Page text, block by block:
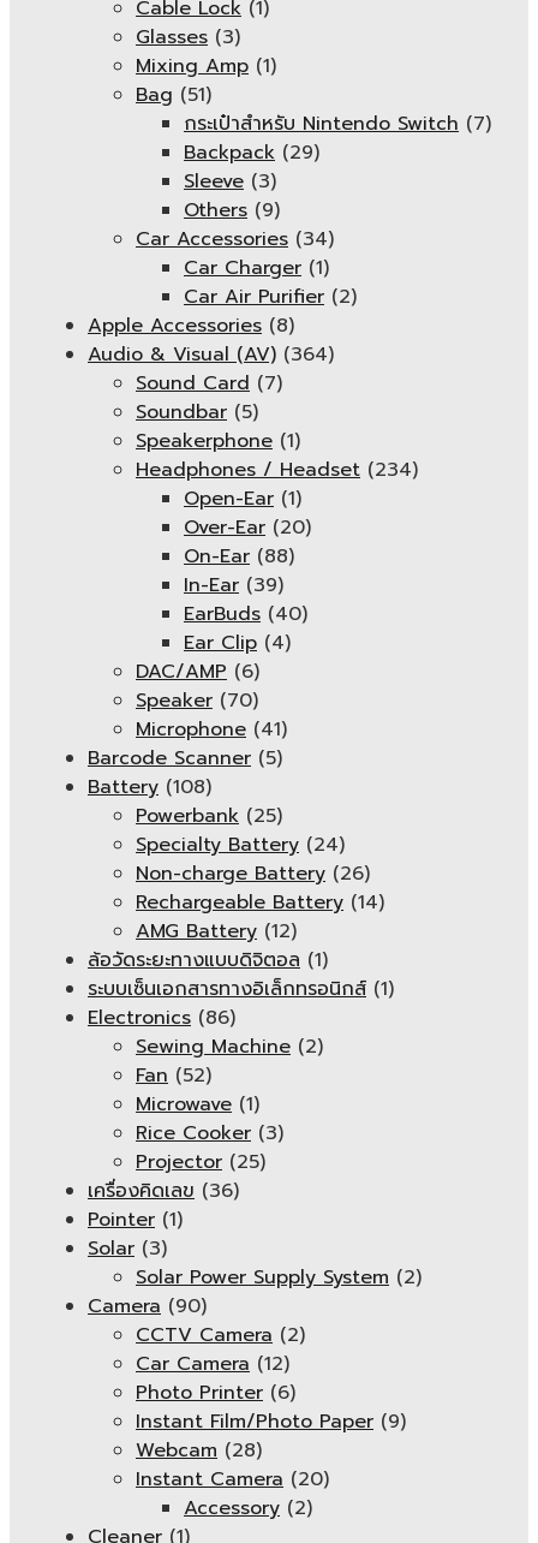
Cable Lock (1)
Glasses (3)
Mixing Amp (1)
Bag (51)
กระเป๋าสำหรับ Nintendo Switch (7)
Backpack (29)
Sleeve (3)
Others (9)
Car Accessories (34)
Car Charger (1)
Car Air Purifier (2)
Apple Accessories (8)
Audio & Visual (AV) (364)
Sound Card (7)
Soundbar (5)
Speakerphone (1)
Headphones / Headset (234)
Open-Ear (1)
Over-Ear (20)
On-Ear (88)
In-Ear (39)
EarBuds (40)
Ear Clip (4)
DAC/AMP (6)
Speaker (70)
Microphone (41)
Barcode Scanner (5)
Battery (108)
Powerbank (25)
Specialty Battery (24)
Non-charge Battery (26)
Rechargeable Battery (14)
AMG Battery (12)
ล้อวัดระยะทางแบบดิจิตอล (1)
ระบบเซ็นเอกสารทางอิเล็กทรอนิกส์ (1)
Electronics (86)
Sewing Machine (2)
Fan (52)
Microwave (1)
Rice Cooker (3)
Projector (25)
เครื่องคิดเลข (36)
Pointer (1)
Solar (3)
Solar Power Supply System (2)
Camera (90)
CCTV Camera (2)
Car Camera (12)
Photo Printer (6)
Instant Film/Photo Paper (9)
Webcam (28)
Instant Camera (20)
Accessory (2)
Cleaner (1)